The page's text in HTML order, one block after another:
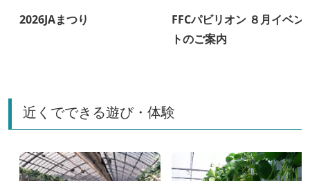
2026JAまつり
FFCパビリオン ８月イベン
トのご案内
近くでできる遊び・体験